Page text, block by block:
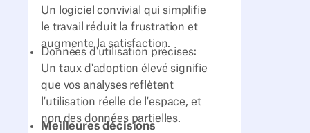
Un logiciel convivial qui simplifie
le travail réduit la frustration et
augmente la satisfaction.
Données d'utilisation précises:
Un taux d'adoption élevé signifie
que vos analyses reflètent
l'utilisation réelle de l'espace, et
non des données partielles.
Meilleures décisions